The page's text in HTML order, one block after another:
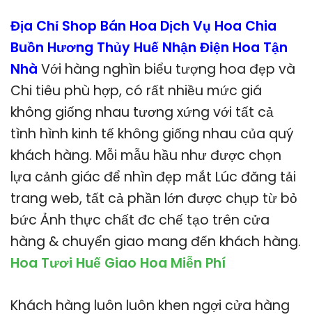
Địa Chỉ Shop Bán Hoa Dịch Vụ Hoa Chia
Buồn Hương Thủy Huế Nhận Điện Hoa Tận
Nhà Với hàng nghìn biểu tượng hoa đẹp và
Chi tiêu phù hợp, có rất nhiều mức giá
không giống nhau tương xứng với tất cả
tình hình kinh tế không giống nhau của quý
khách hàng. Mỗi mẫu hầu như được chọn
lựa cảnh giác để nhìn đẹp mắt Lúc đăng tải
trang web, tất cả phần lớn được chụp từ bỏ
bức Ảnh thực chất đc chế tạo trên cửa
hàng & chuyển giao mang đến khách hàng.
Hoa Tươi Huế Giao Hoa Miễn Phí
Khách hàng luôn luôn khen ngợi cửa hàng